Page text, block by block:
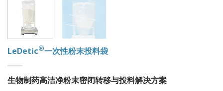
LeDetic®一次性粉末投料袋
生物制药高洁净粉末密闭转移与投料解决方案